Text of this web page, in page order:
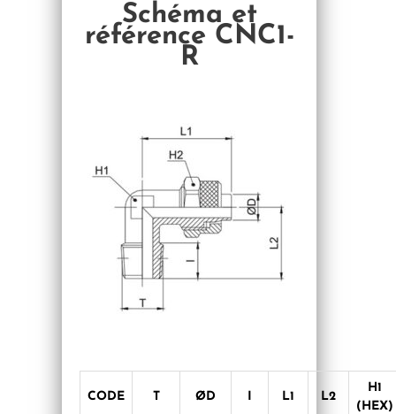
Schéma et
référence CNC1-
R
CODE T ØD L1 L2
H1
(HEX)